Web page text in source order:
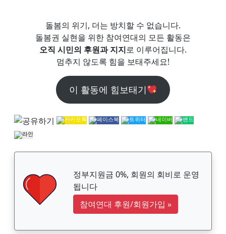
돌봄의 위기, 더는 방치할 수 없습니다.
돌봄권 실현을 위한 참여연대의 모든 활동은
오직 시민의 후원과 지지로 이루어집니다.
멈추지 않도록 힘을 보태주세요!
이 활동에 힘보태기
정부지원금 0%, 회원의 회비로 운영
됩니다
참여연대 후원/회원가입 »